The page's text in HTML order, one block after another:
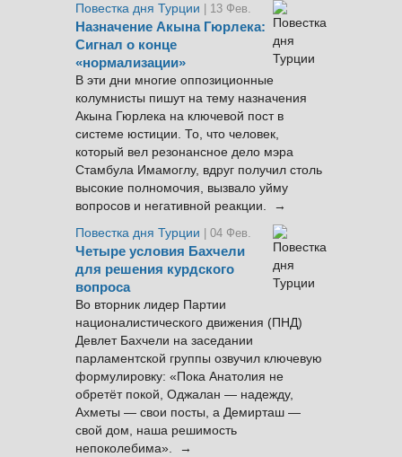
Повестка дня Турции
| 13 Фев.
Назначение Акына Гюрлека:
Сигнал о конце
«нормализации»
В эти дни многие оппозиционные
колумнисты пишут на тему назначения
Акына Гюрлека на ключевой пост в
системе юстиции. То, что человек,
который вел резонансное дело мэра
Стамбула Имамоглу, вдруг получил столь
высокие полномочия, вызвало уйму
вопросов и негативной реакции. →
Повестка дня Турции
| 04 Фев.
Четыре условия Бахчели
для решения курдского
вопроса
Во вторник лидер Партии
националистического движения (ПНД)
Девлет Бахчели на заседании
парламентской группы озвучил ключевую
формулировку: «Пока Анатолия не
обретёт покой, Оджалан — надежду,
Ахметы — свои посты, а Демирташ —
свой дом, наша решимость
непоколебима». →